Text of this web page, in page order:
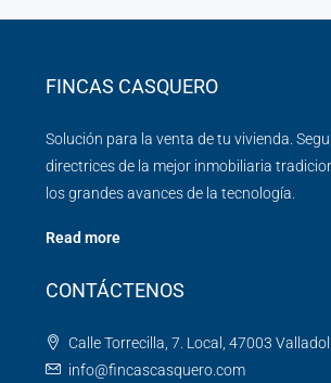
FINCAS CASQUERO
Solución para la venta de tu vivienda.
directrices de la mejor inmobiliaria
los grandes avances de la tecnología.
Read more
CONTÁCTENOS
Calle Torrecilla, 7. Local, 47003
info@fincascasquero.com